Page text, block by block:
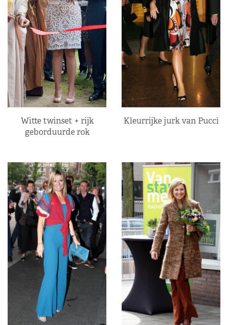
Witte twinset + rijk
geborduurde rok
Kleurrijke jurk van Pucci